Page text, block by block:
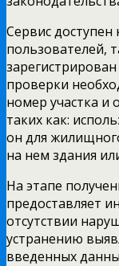
Сервис
пользователей,
проверки
номер участка и
таких как:
он для
на нем здания
На этапе
предоставляет
отсутствии
устранению
введенных